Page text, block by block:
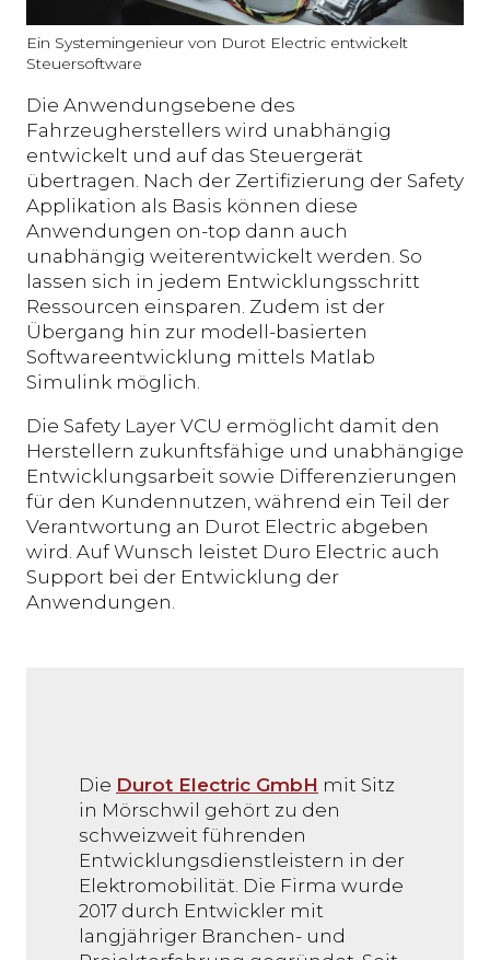
Ein Systemingenieur von Durot Electric entwickelt
Steuersoftware
Die Anwendungsebene des
Fahrzeugherstellers wird unabhängig
entwickelt und auf das Steuergerät
übertragen. Nach der Zertifizierung der Safety
Applikation als Basis können diese
Anwendungen on-top dann auch
unabhängig weiterentwickelt werden. So
lassen sich in jedem Entwicklungsschritt
Ressourcen einsparen. Zudem ist der
Übergang hin zur modell-basierten
Softwareentwicklung mittels Matlab
Simulink möglich.
Die Safety Layer VCU ermöglicht damit den
Herstellern zukunftsfähige und unabhängige
Entwicklungsarbeit sowie Differenzierungen
für den Kundennutzen, während ein Teil der
Verantwortung an Durot Electric abgeben
wird. Auf Wunsch leistet Duro Electric auch
Support bei der Entwicklung der
Anwendungen.
Die Durot Electric GmbH mit Sitz
in Mörschwil gehört zu den
schweizweit führenden
Entwicklungsdienstleistern in der
Elektromobilität. Die Firma wurde
2017 durch Entwickler mit
langjähriger Branchen- und